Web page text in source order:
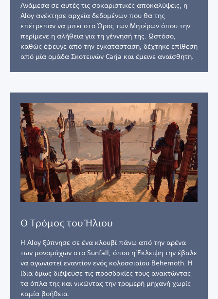
Ανάμεσα σε αυτές τις σοκαριστικές αποκαλύψεις, η
Aloy ανέκτησε αρχεία δεδομένων που θα της
επέτρεπαν να μπει στο Όρος των Μητέρων όπου την
περίμενε η αλήθεια για τη γέννησή της. Ωστόσο,
καθώς έφευγε από την εγκατάσταση, δέχτηκε επίθεση
από μία ομάδα Σκοτεινών Carja και έμεινε αναίσθητη.
Ο Τρόμος του Ήλιου
Η Aloy ξύπνησε σε ένα κλουβί πάνω από την αρένα
των μονομάχων στο Sunfall, όπου η Έκλειψη την έβαλε
να αγωνιστεί εναντίον ενός κολοσσιαίου Behemoth. Η
ίδια όμως διέψευσε τις προσδοκίες τους ανακτώντας
τα όπλα της και νικώντας την τρομερή μηχανή χωρίς
καμία βοήθεια.